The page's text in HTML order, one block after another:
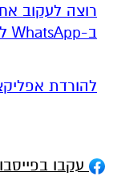
רוצה לעקוב
ב-WhatsApp לחצו כאן
להורדת
עקבו